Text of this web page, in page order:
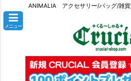
ANIMALIA アクセサリー/バッグ/雑貨
メニュー